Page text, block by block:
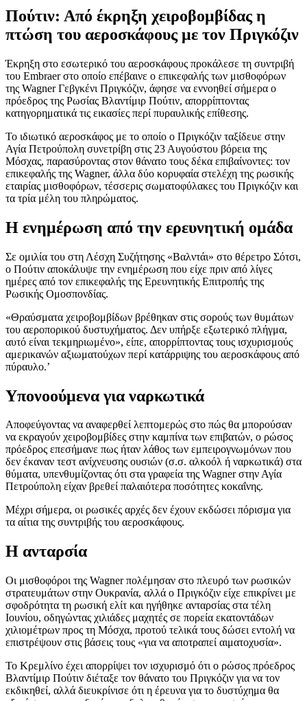
Πούτιν: Από έκρηξη χειροβομβίδας η
πτώση του αεροσκάφους με τον Πριγκόζιν
Έκρηξη στο εσωτερικό του αεροσκάφους προκάλεσε τη συντριβή
του Embraer στο οποίο επέβαινε ο επικεφαλής των μισθοφόρων
της Wagner Γεβγκένι Πριγκόζιν, άφησε να εννοηθεί σήμερα ο
πρόεδρος της Ρωσίας Βλαντίμιρ Πούτιν, απορρίπτοντας
κατηγορηματικά τις εικασίες περί πυραυλικής επίθεσης.
Το ιδιωτικό αεροσκάφος με το οποίο ο Πριγκόζιν ταξίδευε στην
Αγία Πετρούπολη συνετρίβη στις 23 Αυγούστου βόρεια της
Μόσχας, παρασύροντας στον θάνατο τους δέκα επιβαίνοντες: τον
επικεφαλής της Wagner, άλλα δύο κορυφαία στελέχη της ρωσικής
εταιρίας μισθοφόρων, τέσσερις σωματοφύλακες του Πριγκόζιν και
τα τρία μέλη του πληρώματος.
Η ενημέρωση από την ερευνητική ομάδα
Σε ομιλία του στη Λέσχη Συζήτησης «Βαλντάι» στο θέρετρο Σότσι,
ο Πούτιν αποκάλυψε την ενημέρωση που είχε πριν από λίγες
ημέρες από τον επικεφαλής της Ερευνητικής Επιτροπής της
Ρωσικής Ομοσπονδίας.
«Θραύσματα χειροβομβίδων βρέθηκαν στις σορούς των θυμάτων
του αεροπορικού δυστυχήματος. Δεν υπήρξε εξωτερικό πλήγμα,
αυτό είναι τεκμηριωμένο», είπε, απορρίπτοντας τους ισχυρισμούς
αμερικανών αξιωματούχων περί κατάρριψης του αεροσκάφους από
πύραυλο.’
Υπονοούμενα για ναρκωτικά
Αποφεύγοντας να αναφερθεί λεπτομερώς στο πώς θα μπορούσαν
να εκραγούν χειροβομβίδες στην καμπίνα των επιβατών, ο ρώσος
πρόεδρος επεσήμανε πως ήταν λάθος των εμπειρογνωμόνων που
δεν έκαναν τεστ ανίχνευσης ουσιών (σ.σ. αλκοόλ ή ναρκωτικά) στα
θύματα, υπενθυμίζοντας ότι στα γραφεία της Wagner στην Αγία
Πετρούπολη είχαν βρεθεί παλαιότερα ποσότητες κοκαΐνης.
Μέχρι σήμερα, οι ρωσικές αρχές δεν έχουν εκδώσει πόρισμα για
τα αίτια της συντριβής του αεροσκάφους.
Η ανταρσία
Οι μισθοφόροι της Wagner πολέμησαν στο πλευρό των ρωσικών
στρατευμάτων στην Ουκρανία, αλλά ο Πριγκόζιν είχε επικρίνει με
σφοδρότητα τη ρωσική ελίτ και ηγήθηκε ανταρσίας στα τέλη
Ιουνίου, οδηγώντας χιλιάδες μαχητές σε πορεία εκατοντάδων
χιλιομέτρων προς τη Μόσχα, προτού τελικά τους δώσει εντολή να
επιστρέψουν στις βάσεις τους «για να αποτραπεί αιματοχυσία».
Το Κρεμλίνο έχει απορρίψει τον ισχυρισμό ότι ο ρώσος πρόεδρος
Βλαντίμιρ Πούτιν διέταξε τον θάνατο του Πριγκόζιν για να τον
εκδικηθεί, αλλά διευκρίνισε ότι η έρευνα για το δυστύχημα θα